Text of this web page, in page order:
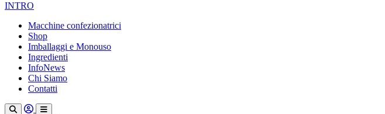
INTRO
Macchine confezionatrici
Shop
Imballaggi e Monouso
Ingredienti
InfoNews
Chi Siamo
Contatti